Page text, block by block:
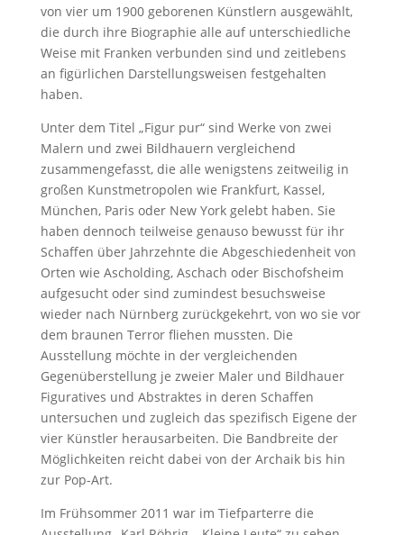
von vier um 1900 geborenen Künstlern ausgewählt,
die durch ihre Biographie alle auf unterschiedliche
Weise mit Franken verbunden sind und zeitlebens
an figürlichen Darstellungsweisen festgehalten
haben.
Unter dem Titel „Figur pur“ sind Werke von zwei
Malern und zwei Bildhauern vergleichend
zusammengefasst, die alle wenigstens zeitweilig in
großen Kunstmetropolen wie Frankfurt, Kassel,
München, Paris oder New York gelebt haben. Sie
haben dennoch teilweise genauso bewusst für ihr
Schaffen über Jahrzehnte die Abgeschiedenheit von
Orten wie Ascholding, Aschach oder Bischofsheim
aufgesucht oder sind zumindest besuchsweise
wieder nach Nürnberg zurückgekehrt, von wo sie vor
dem braunen Terror fliehen mussten. Die
Ausstellung möchte in der vergleichenden
Gegenüberstellung je zweier Maler und Bildhauer
Figuratives und Abstraktes in deren Schaffen
untersuchen und zugleich das spezifisch Eigene der
vier Künstler herausarbeiten. Die Bandbreite der
Möglichkeiten reicht dabei von der Archaik bis hin
zur Pop-Art.
Im Frühsommer 2011 war im Tiefparterre die